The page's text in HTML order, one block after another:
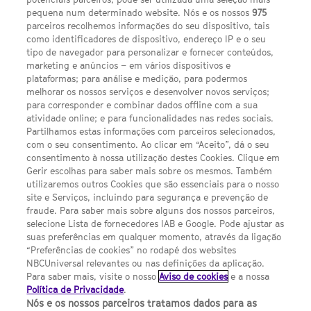
SEGUE-NOS
FACEBOOK
TWITTER
YOUTUBEINSTAGRAM
LINKS ÚTEIS
Escolhas de Anúncios
Política de privacidade
Sobre nós
Termos E Condições
Preferências de cookies
FILMES
UMA DIVISÃO DA NBCUNIVERSAL
Contact us by email: contact.SYFYPortugal@ncbuni.com
pequena num determinado website. Nós e os nossos975
parceiros recolhemos informações do seu dispositivo, tais
como identificadores de dispositivo, endereço IP e o seu
tipo de navegador para personalizar e fornecer conteúdos,
marketing e anúncios – em vários dispositivos e
plataformas; para análise e medição, para podermos
melhorar os nossos serviços e desenvolver novos serviços;
para corresponder e combinar dados offline com a sua
atividade online; e para funcionalidades nas redes sociais.
Partilhamos estas informações com parceiros selecionados,
com o seu consentimento. Ao clicar em “Aceito”, dá o seu
consentimento à nossa utilização destes Cookies. Clique em
Gerir escolhas para saber mais sobre os mesmos. Também
utilizaremos outros Cookies que são essenciais para o nosso
site e Serviços, incluindo para segurança e prevenção de
fraude. Para saber mais sobre alguns dos nossos parceiros,
selecione Lista de fornecedores IAB e Google. Pode ajustar as
suas preferências em qualquer momento, através da ligação
“Preferências de cookies” no rodapé dos websites
NBCUniversal relevantes ou nas definições da aplicação.
Para saber mais, visite o nossoAviso de cookies e a nossa
Política de Privacidade.
Nós e os nossos parceiros tratamos dados para as